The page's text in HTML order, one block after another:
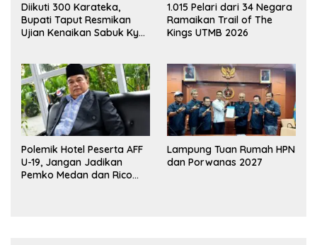
Diikuti 300 Karateka,
Bupati Taput Resmikan
Ujian Kenaikan Sabuk Kyu
1.015 Pelari dari 34 Negara
Ramaikan Trail of The
Kings UTMB 2026
Polemik Hotel Peserta AFF
U-19, Jangan Jadikan
Pemko Medan dan Rico
Lampung Tuan Rumah HPN
dan Porwanas 2027